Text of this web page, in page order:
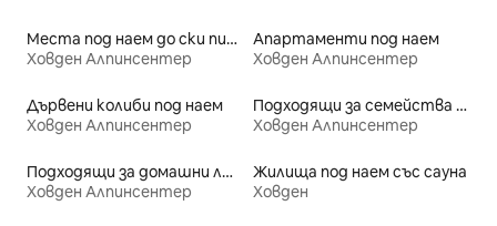
Места под наем до ски писти
Ховден Алпинсентер
Апартаменти под наем
Ховден Алпинсентер
Дървени колиби под наем
Ховден Алпинсентер
Подходящи за семейства места под наем
Ховден Алпинсентер
Подходящи за домашни любимци места под наем
Ховден Алпинсентер
Жилища под наем със сауна
Ховден